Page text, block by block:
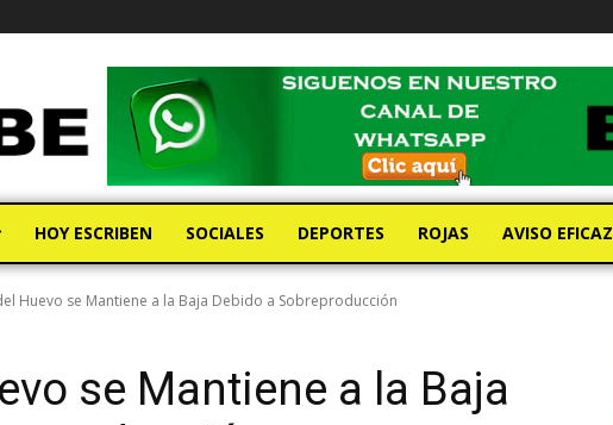
HOY ESCRIBEN SOCIALES DEPORTES ROJAS AVISO EFICAZ
Huevo se Mantiene a la Baja Debido a Sobreproducción
se Mantiene a la Baja